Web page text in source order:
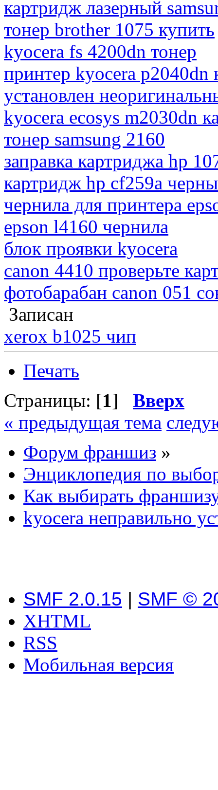
картридж лазерный
тонер brother 1075 купить
kyocera fs 4200dn тонер
принтер kyocera p2040dn
установлен
kyocera ecosys m2030dn
тонер samsung 2160
заправка картриджа hp
картридж hp cf259a
чернила для принтера
epson l4160 чернила
блок проявки kyocera
canon 4410 проверьте
фотобарабан canon 051
Записан
xerox b1025 чип
Печать
Страницы: [1] Вверх
« предыдущая тема
Форум франшиз »
Энциклопедия по
Как выбирать
kyocera неправильно
SMF 2.0.15 | SMF ©
XHTML
RSS
Мобильная версия